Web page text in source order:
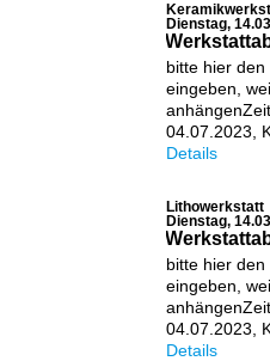
Dienstag,
bitte hier den
eingeben,
04.07.2023,
Details
Lithowerkstatt
Dienstag,
bitte hier den
eingeben,
04.07.2023,
Details